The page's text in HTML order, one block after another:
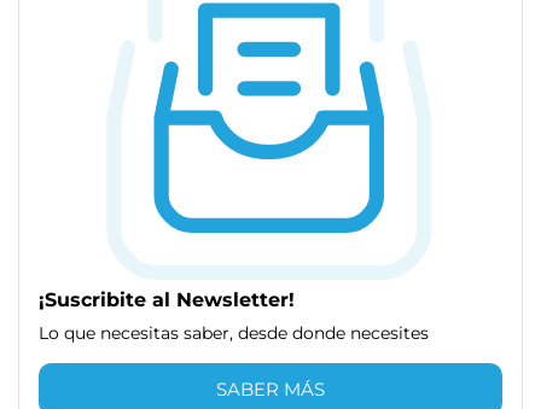
¡Suscribite al Newsletter!
Lo que necesitas saber, desde donde necesites
SABER MÁS